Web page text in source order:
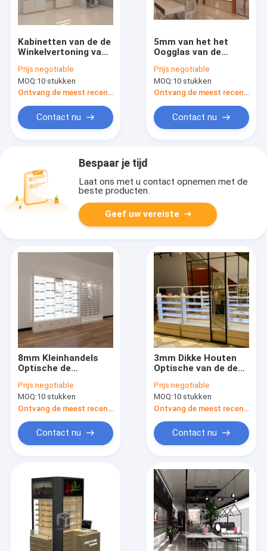
Kabinetten van de de
Winkelvertoning van
metaalhalogenide de
Optische voor
Zonnebrilmdf
Prijs:negotiable
MOQ:10 stukken
Ontvang de meest recente Prijs
Contact nu
5mm van het het
Oogglas van de
van het de
Vertoningskabinet
Middelgrote
Prijs:negotiable
MOQ:10 stukken
Ontvang de meest recente Prijs
Contact nu
Bespaar je tijd
Laat ons met u contact opnemen met de
beste producten.
Geef uw vereiste
8mm Kleinhandels
Optische de
Buiglas voor het
Ontwerp van het
Opslagmonomeer
Prijs:negotiable
MOQ:10 stukken
Contact nu
3mm Dikke Houten
Optische van de de
van de
Winkelvertoning de
Luxestijl
Prijs:negotiable
MOQ:10 stukken
Contact nu